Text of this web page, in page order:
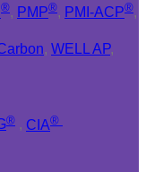
®, PMP®, PMI-ACP®,
, WELL AP,
® , CIA®